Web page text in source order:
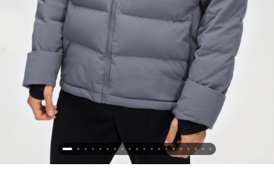
Ростовская область (2)
Самарская область (1)
Санкт-Петербург и ЛО (3)
Саратовская область (1)
Свердловская область (5)
Северная Осетия (2)
Смоленская область (1)
Ставропольский край (5)
Томская область (1)
Тульская область (1)
Тюменская область (3)